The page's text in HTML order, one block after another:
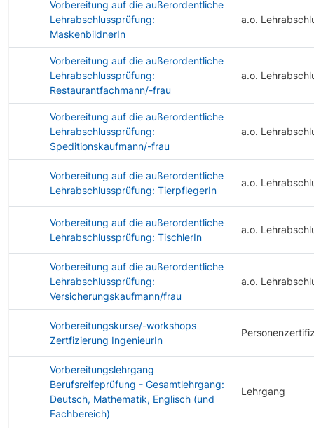
Vorbereitung auf die außerordentliche
Lehrabschlussprüfung:
MaskenbildnerIn
a.o.
Vorbereitung auf die außerordentliche
Lehrabschlussprüfung:
Restaurantfachmann/-frau
a.o.
Vorbereitung auf die außerordentliche
Lehrabschlussprüfung:
Speditionskaufmann/-frau
a.o.
Vorbereitung auf die außerordentliche
Lehrabschlussprüfung: TierpflegerIn
a.o.
Vorbereitung auf die außerordentliche
Lehrabschlussprüfung: TischlerIn
a.o.
Vorbereitung auf die außerordentliche
Lehrabschlussprüfung:
Versicherungskaufmann/frau
a.o.
Vorbereitungskurse/-workshops
Zertfizierung IngenieurIn
Vorbereitungslehrgang
Berufsreifeprüfung - Gesamtlehrgang:
Deutsch, Mathematik, Englisch (und
Fachbereich)
Lehrgang